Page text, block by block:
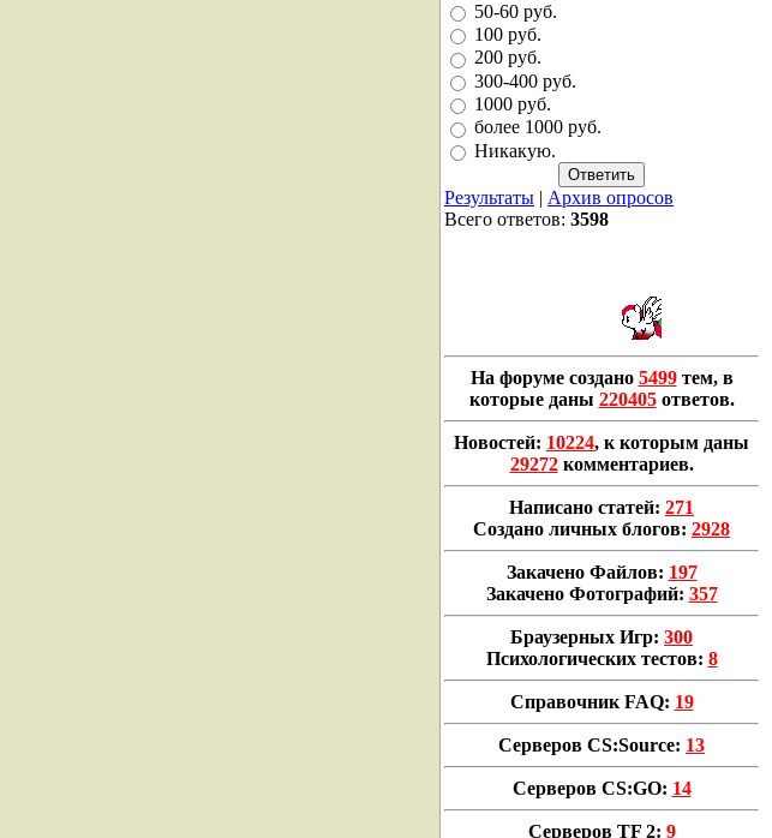
50-60 руб.
100 руб.
200 руб.
300-400 руб.
1000 руб.
более 1000 руб.
Никакую.
Результаты | Архив опросов
Всего ответов: 3598
На форуме создано 5499тем, в
которые даны 220405ответов.
Новостей: 10224, к которым даны
29272комментариев.
Написано статей: 271
Создано личных блогов: 2928
Закачено Файлов: 197
Закачено Фотографий: 357
Браузерных Игр: 300
Психологических тестов: 8
Справочник FAQ: 19
Серверов CS:Source: 13
Серверов CS:GO: 14
Серверов TF 2: 9